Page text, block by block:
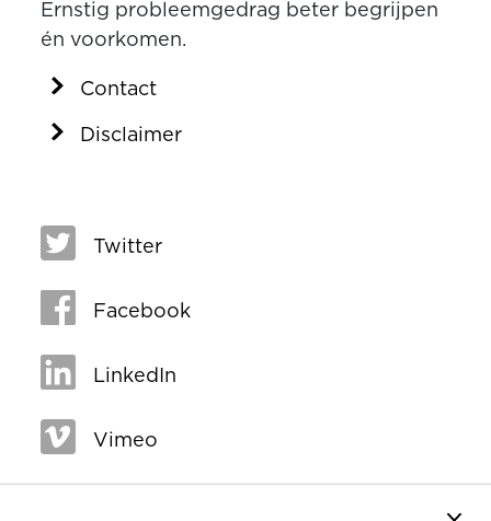
Ernstig probleemgedrag beter begrijpen
én voorkomen.
Contact
Disclaimer
Twitter
Facebook
LinkedIn
Vimeo